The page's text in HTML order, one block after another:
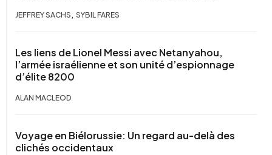
JEFFREY SACHS , SYBIL FARES
Les liens de Lionel Messi avec Netanyahou,
l’armée israélienne et son unité d’espionnage
d’élite 8200
ALAN MACLEOD
Voyage en Biélorussie: Un regard au-delà des
clichés occidentaux